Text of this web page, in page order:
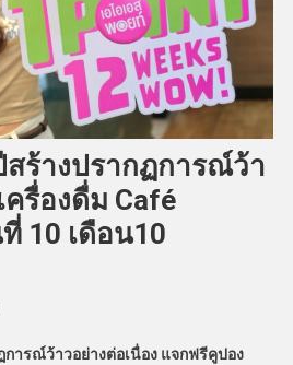
สร้างปรากฏการณ์ว้า
รื่องดื่ม Café
10 เดือน10
การณ์ว้าวอย่างต่อเนื่อง แจกฟรีคูปอง